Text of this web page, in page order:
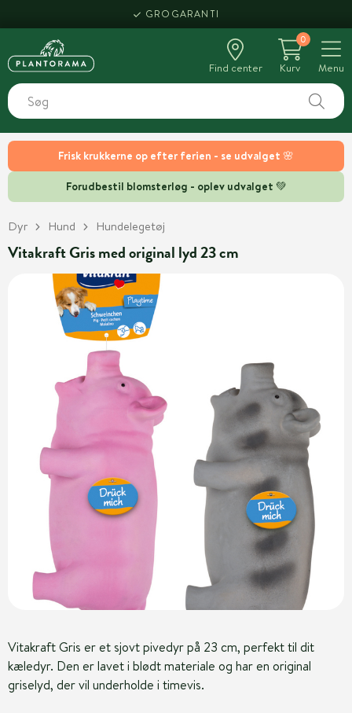
Frisk krukkerne op efter ferien - se udvalget 🌸
Forudbestil blomsterløg - oplev udvalget 💚
GROGARANTI
Find center
0
Kurv
Menu
Dyr Hund Hundelegetøj
Vitakraft Gris med original lyd 23 cm
Vitakraft Gris er et sjovt pivedyr på 23 cm, perfekt til dit
kæledyr. Den er lavet i blødt materiale og har en original
griselyd, der vil underholde i timevis.